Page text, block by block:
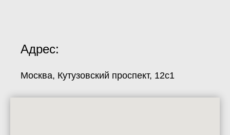
Адрес:
Москва, Кутузовский проспект, 12с1